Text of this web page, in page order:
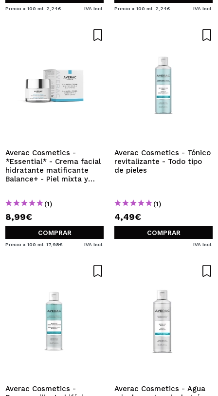
Precio x 100 ml: 2,24€ IVA Incl. Precio x 100 ml: 2,24€ IVA Incl.
Averac Cosmetics -
*Essential* - Crema facial
hidratante matificante
Balance+ - Piel mixta y
(1)
8,99€
COMPRAR
Precio x 100 ml: 17,98€ IVA Incl.
Averac Cosmetics - Tónico
revitalizante - Todo tipo
de pieles
(1)
4,49€
COMPRAR
IVA Incl.
Averac Cosmetics -
Averac Cosmetics - Agua